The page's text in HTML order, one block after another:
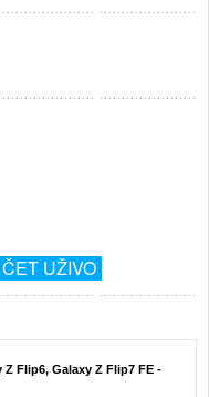
ČET UŽIVO
Flip6, Galaxy Z Flip7 FE -